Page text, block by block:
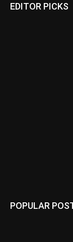
EDITOR PICKS
POPULAR